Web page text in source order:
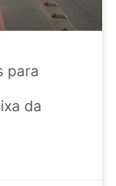
para
da